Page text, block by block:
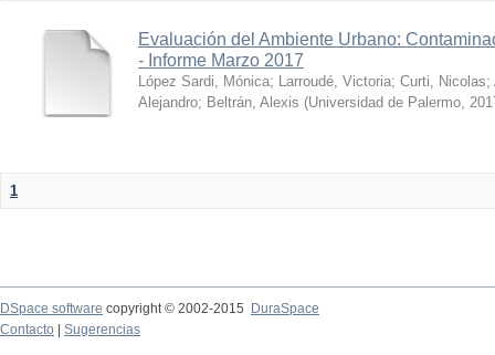
Evaluación del Ambiente Urbano:
- Informe Marzo 2017
López Sardi, Mónica; Larroudé, Victoria; Curti, Nicolas;
Alejandro; Beltrán, Alexis (Universidad de Palermo,
1
DSpace software copyright © 2002-2015
DuraSpace
Contacto
Sugerencias